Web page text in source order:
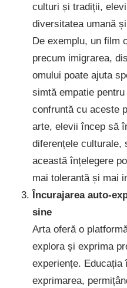
culturi și tradiții,
diversitatea umană
De exemplu, un film
precum imigrarea,
omului poate ajuta
simtă empatie
confruntă cu aceste
arte, elevii încep să
diferențele culturale,
această înțelegere
mai tolerantă și mai
Încurajarea auto-
sine
Arta oferă o
explora și exprima
experiențe. Educația
exprimarea,